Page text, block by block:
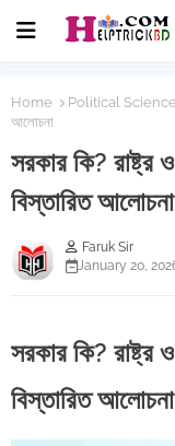
Home Political Science
আলোচনা
সরকার কি? রাষ্ট্র
বিস্তারিত আলোচনা
Faruk Sir
January 20,
সরকার কি? রাষ্ট্র
বিস্তারিত